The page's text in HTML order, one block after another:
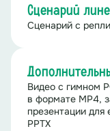
Сценарий
Сценарий с
Видео с гимном
в формате MP4,
презентации
PPTX